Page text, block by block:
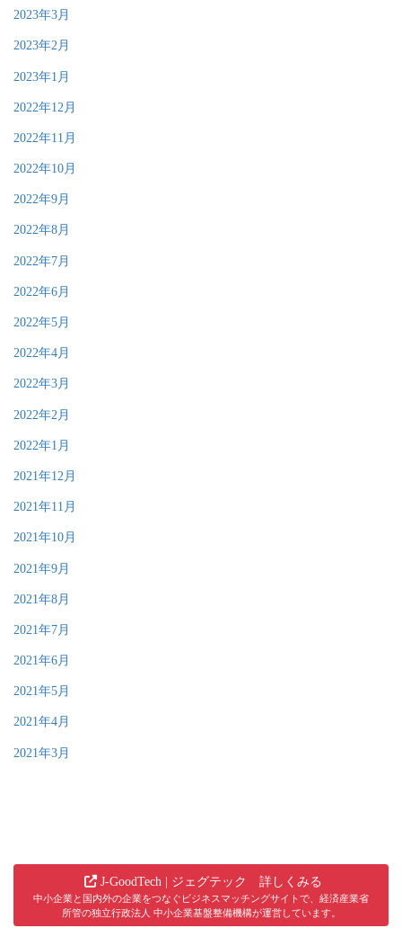
2023年3月
2023年2月
2023年1月
2022年12月
2022年11月
2022年10月
2022年9月
2022年8月
2022年7月
2022年6月
2022年5月
2022年4月
2022年3月
2022年2月
2022年1月
2021年12月
2021年11月
2021年10月
2021年9月
2021年8月
2021年7月
2021年6月
2021年5月
2021年4月
2021年3月
J-GoodTech | ジェグテック 詳しくみる
中小企業と国内外の企業をつなぐビジネスマッチングサイトで、経済産業省
所管の独立行政法人 中小企業基盤整備機構が運営しています。